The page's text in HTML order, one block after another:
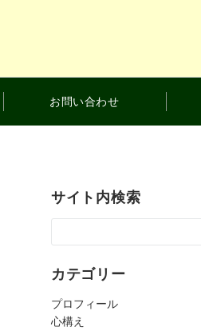
お問い合わせ
サイト内検索
カテゴリー
プロフィール
心構え